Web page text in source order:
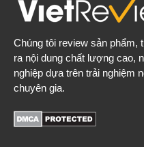
Chúng tôi review sản phẩm,
ra nội dung chất lượng cao,
nghiệp dựa trên trải nghiệm
chuyên gia.